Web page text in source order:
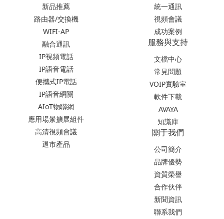
新品推薦
路由器/交換機
WIFI-AP
融合通訊
IP視頻電話
IP語音電話
便攜式IP電話
IP語音網關
AIoT物聯網
應用場景擴展組件
高清視頻會議
退市產品
統一通訊
視頻會議
成功案例
服務與支持
文檔中心
常見問題
VOIP實驗室
軟件下載
AVAYA
知識庫
關于我們
公司簡介
品牌優勢
資質榮譽
合作伙伴
新聞資訊
聯系我們